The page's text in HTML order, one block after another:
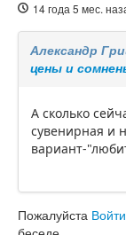
14 года 5 мес.
Александр
цены и
А сколько
сувенирная и
вариант-
Пожалуйста Войти